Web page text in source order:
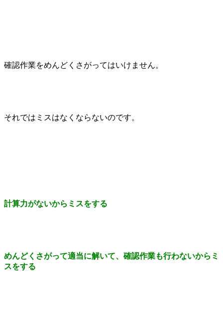
確認作業をめんどくさがってはいけません。
それではミスはなくならないのです。
計算力がないからミスをする
めんどくさがって適当に解いて、確認作業も行わないからミ
スをする